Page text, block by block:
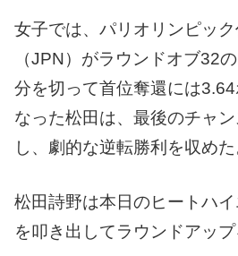
女子では、パリオリンピッ
（JPN）がラウンドオブ32
分を切って首位奪還には
なった松田は、最後のチャ
し、劇的な逆転勝利を収めた
松田詩野は本日のヒートハ
を叩き出してラウンドアップ